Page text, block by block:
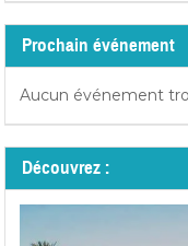
Prochain événement
Aucun événement
Découvrez :